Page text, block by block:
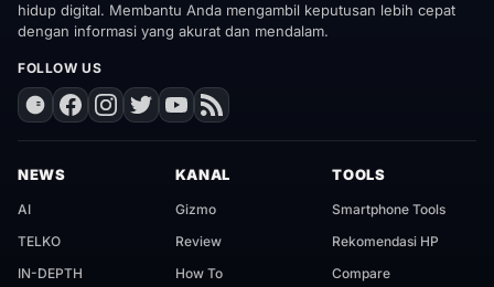
hidup digital. Membantu Anda mengambil keputusan lebih cepat
dengan informasi yang akurat dan mendalam.
FOLLOW US
NEWS
AI
TELKO
IN-DEPTH
KANAL
Gizmo
Review
How To
TOOLS
Smartphone Tools
Rekomendasi HP
Compare